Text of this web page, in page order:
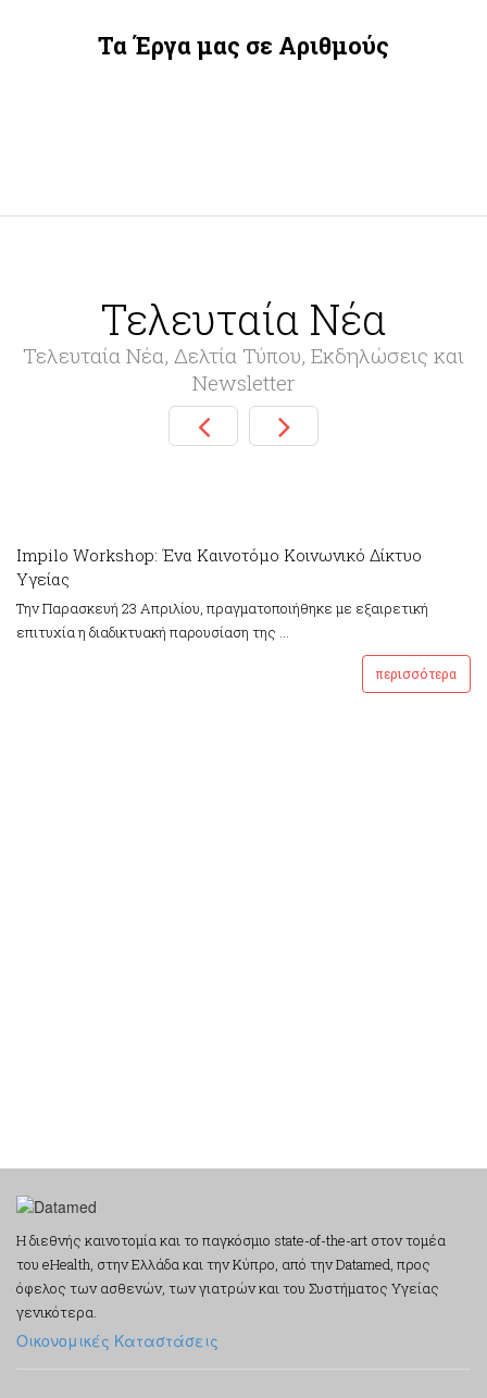
Τα Έργα μας σε Αριθμούς
Τελευταία Νέα
Τελευταία Νέα, Δελτία Τύπου, Εκδηλώσεις και
Newsletter
Impilo Workshop: Ένα Καινοτόμο Κοινωνικό Δίκτυο
Υγείας
Tην Παρασκευή 23 Απριλίου, πραγματοποιήθηκε με εξαιρετική
επιτυχία η διαδικτυακή παρουσίαση της ...
περισσότερα
Η διεθνής καινοτομία και το παγκόσμιο state-of-the-art στον τομέα
του eHealth, στην Ελλάδα και την Κύπρο, από την Datamed, προς
όφελος των ασθενών, των γιατρών και του Συστήματος Υγείας
γενικότερα.
Οικονομικές Καταστάσεις